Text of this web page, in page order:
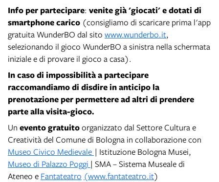
Info per partecipare: venite già 'giocati' e dotati di
smartphone carico (consigliamo di scaricare prima l'app
gratuita WunderBO dal sito www.wunderbo.it,
selezionando il gioco WunderBO a sinistra nella schermata
iniziale e di provare il gioco a casa).
In caso di impossibilità a partecipare
raccomandiamo di disdire in anticipo la
prenotazione per permettere ad altri di prendere
parte alla visita-gioco.
Un evento gratuitoorganizzato dal Settore Cultura e
Creatività del Comune di Bologna in collaborazione con
Museo Civico Medievale | Istituzione Bologna Musei,
Museo di Palazzo Poggi | SMA – Sistema Museale di
Ateneo e Fantateatro (www.fantateatro.it)